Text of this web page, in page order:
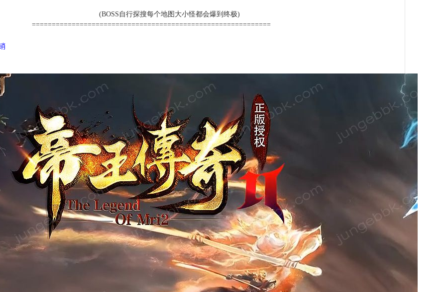
(BOSS自行探搜每个地图大小怪都会爆到终极)
============================================================